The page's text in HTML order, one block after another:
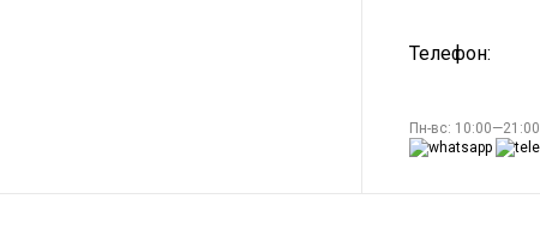
Телефон:
Пн-вс: 10:00—21:00